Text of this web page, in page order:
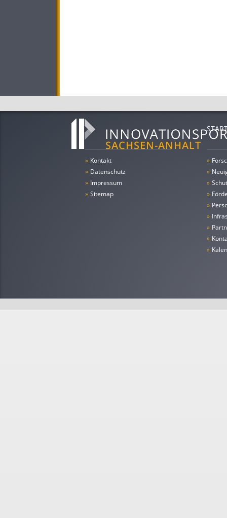
» Kontakt
» Datenschutz
» Impressum
» Sitemap
»
»
»
»
»
»
»
»
»